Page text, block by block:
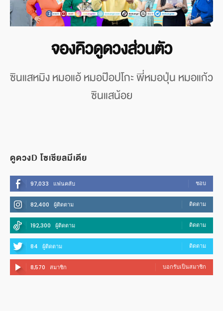
จองคิวดูดวงส่วนตัว
ซินแสหมิง หมอแอ้ หมอป๊อปโกะ พี่หมอปุ่น หมอแก้ว
ซินแสน้อย
ดูดวงD โซเชียลมีเดีย
97,033 แฟนคลับ ชอบ
82,400 ผู้ติดตาม ติดตาม
192,300 ผู้ติดตาม ติดตาม
84 ผู้ติดตาม ติดตาม
8,570 สมาชิก บอกรับเป็นสมาชิก